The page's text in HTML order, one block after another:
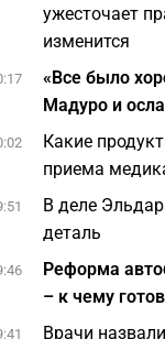
ужесточает
изменится
«Все было
Мадуро и
Какие
приема
В деле
деталь
Реформа
– к чему
Врачи